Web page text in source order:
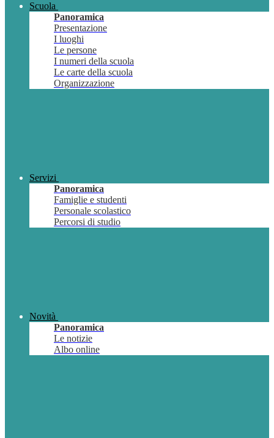
Scuola
Panoramica
Presentazione
I luoghi
Le persone
I numeri della scuola
Le carte della scuola
Organizzazione
Servizi
Panoramica
Famiglie e studenti
Personale scolastico
Percorsi di studio
Novità
Panoramica
Le notizie
Albo online